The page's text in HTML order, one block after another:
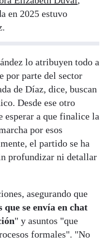
en 2025 estuvo
lo atribuyen todo a
por parte del sector
de Díaz, dice, buscan
Desde ese otro
esperar a que finalice la
por esos
el partido se ha
profundizar ni detallar
asegurando que
se envía en chat
" y asuntos "que
formales". "No